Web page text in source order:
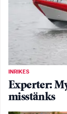
INRIKES
Experter:
misstänks